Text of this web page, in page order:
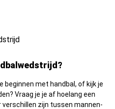
beginnen met handbal, of kijk je
Vraag je je af hoelang een
zijn tussen mannen-